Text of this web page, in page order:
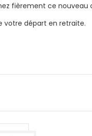
fièrement ce
votre départ en retraite.